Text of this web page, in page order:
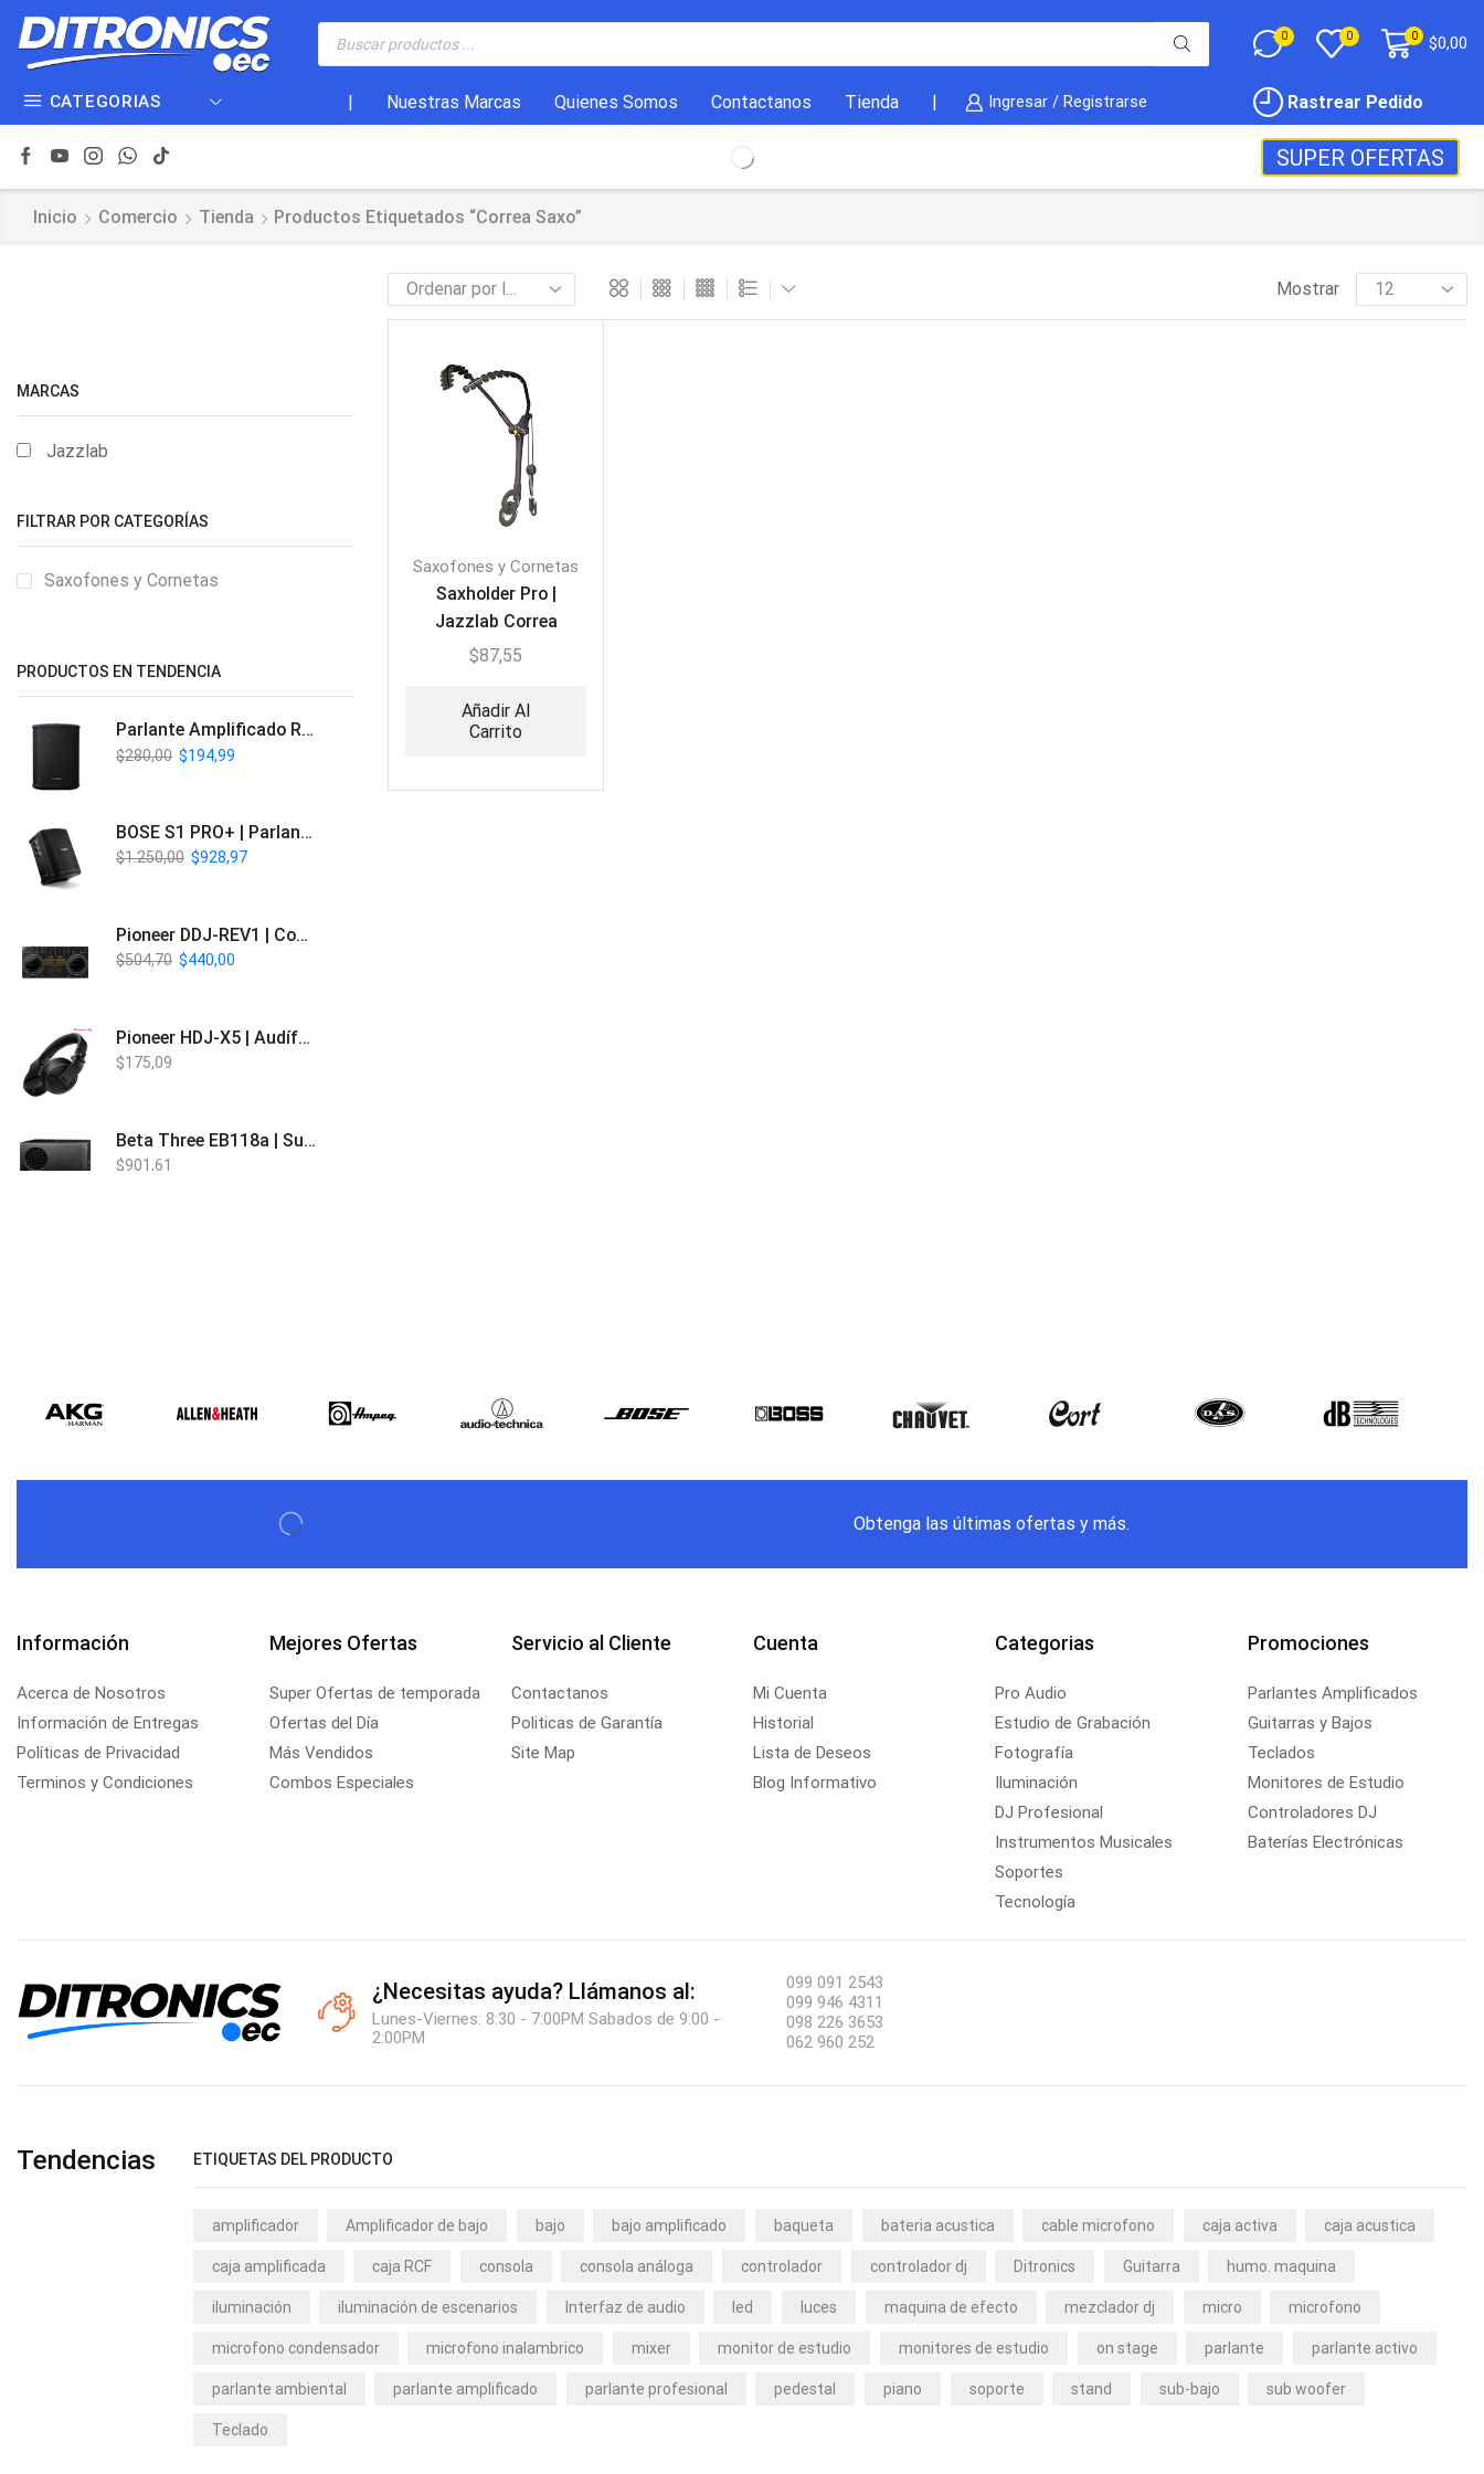
0 0 0 $0,00
CATEGORIAS Nuestras Marcas Quienes Somos Contactanos Tienda Ingresar / Registrarse Rastrear Pedido
SUPER OFERTAS
Inicio Comercio Tienda Productos Etiquetados “correa Saxo”
Mostrar
Saxofones y Cornetas
Saxholder Pro |
Jazzlab Correa
Saxofón
$87,55
Añadir Al
Carrito
MARCAS
Jazzlab
FILTRAR POR CATEGORÍAS
Saxofones y Cornetas
PRODUCTOS EN TENDENCIA
Parlante Amplificado Recargable BT | Italy Audio ITL-PRO11
$280,00 $194,99
BOSE S1 PRO+ | Parlante Profesional PA Inalámbrico
$1.250,00 $928,97
Pioneer DDJ-REV1 | Controlador DJ de 2 canales estilo Scratch
$504,70 $440,00
Pioneer HDJ-X5 | Audífonos para DJ
$175,09
Beta Three EB118a | Sub Bajo Activo
$901,61
Obtenga las últimas ofertas y más.
Información
Acerca de Nosotros
Información de Entregas
Políticas de Privacidad
Terminos y Condiciones
Mejores Ofertas
Super Ofertas de temporada
Ofertas del Día
Más Vendidos
Combos Especiales
Servicio al Cliente
Contactanos
Politicas de Garantía
Site Map
Cuenta
Mi Cuenta
Historial
Lista de Deseos
Blog Informativo
Categorias
Pro Audio
Estudio de Grabación
Fotografía
Iluminación
DJ Profesional
Instrumentos Musicales
Soportes
Tecnología
Promociones
Parlantes Amplificados
Guitarras y Bajos
Teclados
Monitores de Estudio
Controladores DJ
Baterías Electrónicas
¿Necesitas ayuda? Llámanos al:
Lunes-Viernes: 8:30 - 7:00PM Sabados de 9:00 -
2:00PM
099 091 2543
099 946 4311
098 226 3653
062 960 252
Tendencias ETIQUETAS DEL PRODUCTO
amplificador Amplificador de bajo bajo bajo amplificado baqueta bateria acustica cable microfono caja activa caja acustica
caja amplificada caja RCF consola consola análoga controlador controlador dj Ditronics Guitarra humo. maquina
iluminación iluminación de escenarios Interfaz de audio led luces maquina de efecto mezclador dj micro microfono
microfono condensador microfono inalambrico mixer monitor de estudio monitores de estudio on stage parlante parlante activo
parlante ambiental parlante amplificado parlante profesional pedestal piano soporte stand sub-bajo sub woofer
Teclado